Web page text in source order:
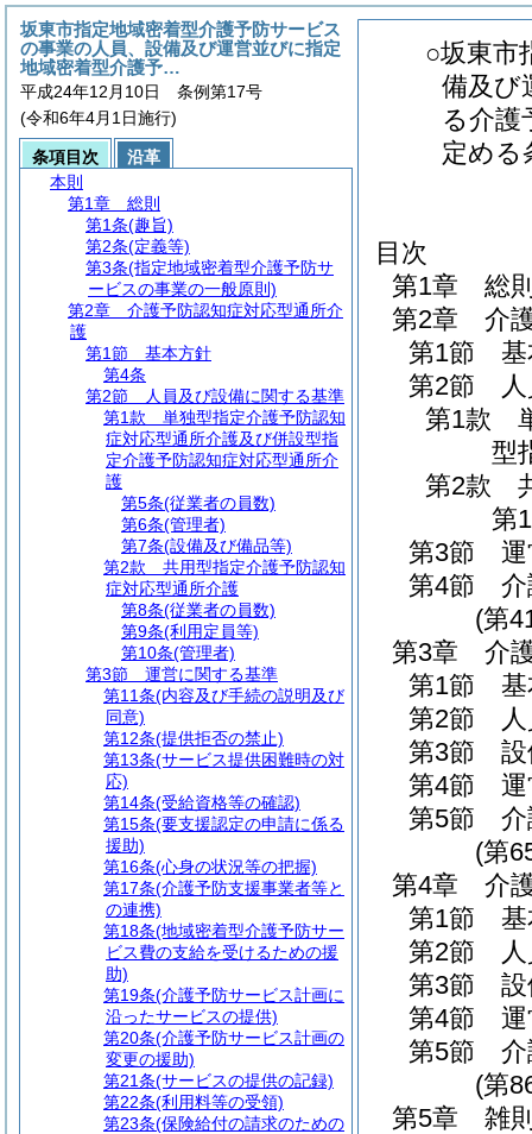
○坂東市
備及び
る介護
定める
目次
第1章
総
第2章
介
第1節
第2節
第1款
型
第2款
第
第3節
第4節
(第
第3章
介
第1節
第2節
第3節
第4節
第5節
(第
第4章
介
第1節
第2節
第3節
第4節
第5節
(第
第5章
雑
坂東市指定地域密着型介護予防サービス
の事業の人員、設備及び運営並びに指定
地域密着型介護予…
平成24年12月10日 条例第17号
(令和6年4月1日施行)
条項目次
沿革
本則
第1章
総則
第1条(趣旨)
第2条(定義等)
第3条(指定地域密着型介護予防サ
ービスの事業の一般原則)
第2章
介護予防認知症対応型通所介
護
第1節
基本方針
第4条
第2節
人員及び設備に関する基準
第1款
単独型指定介護予防認知
症対応型通所介護及び併設型指
定介護予防認知症対応型通所介
護
第5条(従業者の員数)
第6条(管理者)
第7条(設備及び備品等)
第2款
共用型指定介護予防認知
症対応型通所介護
第8条(従業者の員数)
第9条(利用定員等)
第10条(管理者)
第3節
運営に関する基準
第11条(内容及び手続の説明及び
同意)
第12条(提供拒否の禁止)
第13条(サービス提供困難時の対
応)
第14条(受給資格等の確認)
第15条(要支援認定の申請に係る
援助)
第16条(心身の状況等の把握)
第17条(介護予防支援事業者等と
の連携)
第18条(地域密着型介護予防サー
ビス費の支給を受けるための援
助)
第19条(介護予防サービス計画に
沿ったサービスの提供)
第20条(介護予防サービス計画の
変更の援助)
第21条(サービスの提供の記録)
第22条(利用料等の受領)
第23条(保険給付の請求のための